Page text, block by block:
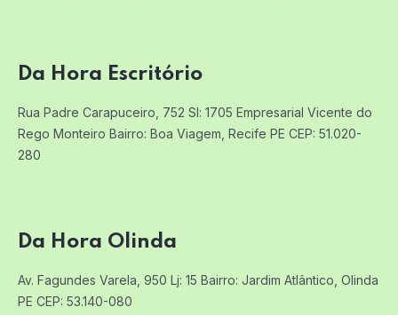
Da Hora Escritório
Rua Padre Carapuceiro, 752 Sl: 1705 Empresarial Vicente do
Rego Monteiro Bairro: Boa Viagem, Recife PE CEP: 51.020-
280
Da Hora Olinda
Av. Fagundes Varela, 950 Lj: 15 Bairro: Jardim Atlântico, Olinda
PE CEP: 53.140-080